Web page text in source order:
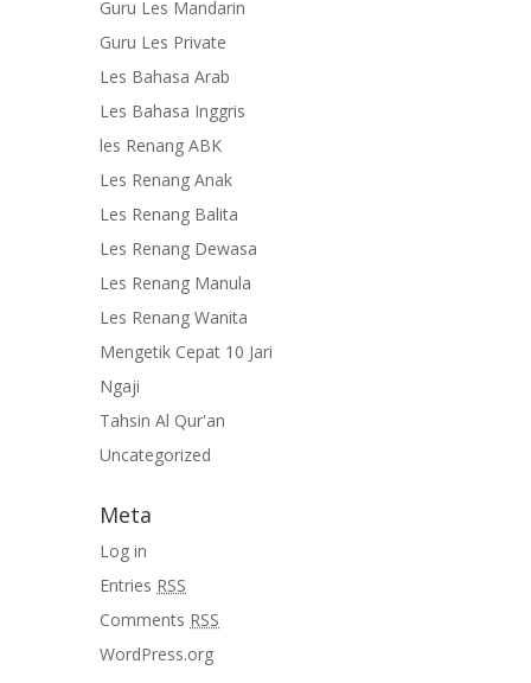
Guru Les Mandarin
Guru Les Private
Les Bahasa Arab
Les Bahasa Inggris
les Renang ABK
Les Renang Anak
Les Renang Balita
Les Renang Dewasa
Les Renang Manula
Les Renang Wanita
Mengetik Cepat 10 Jari
Ngaji
Tahsin Al Qur'an
Uncategorized
Meta
Log in
Entries RSS
Comments RSS
WordPress.org